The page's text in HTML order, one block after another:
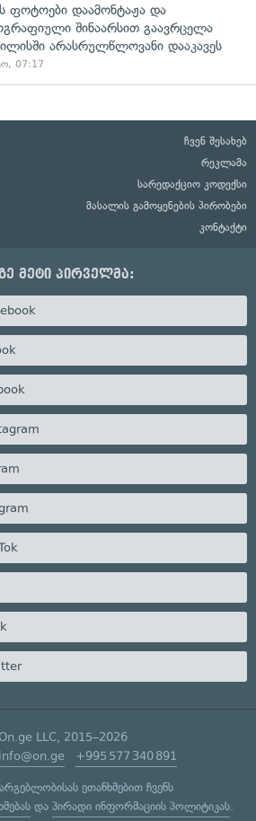
ფოტოები დაამონტაჟა და
შინაარსით გაავრცელა
არასრულწლოვანი დააკავეს
07:17
ჩვენ შესახებ
რეკლამა
სარედაქციო კოდექსი
მასალის გამოყენების პირობები
კონტაქტი
მეტი პირველმა:
LLC, 2015–2026
info@on.ge +995 577 340 891
ეთანხმებით ჩვენს
და პირადი ინფორმაციის პოლიტიკას.